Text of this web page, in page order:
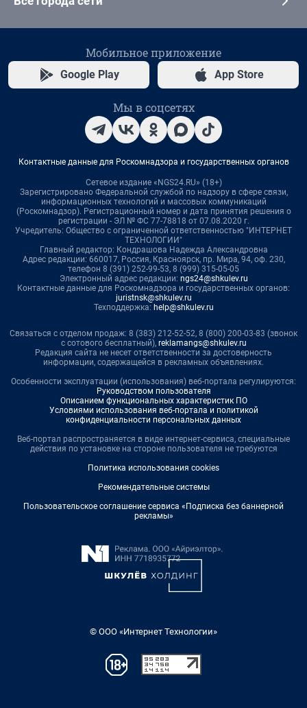
Мобильное приложение
Google Play App Store
Мы в соцсетях
Контактные данные для Роскомнадзора и государственных органов
Сетевое издание «NGS24.RU» (18+)
Зарегистрировано Федеральной службой по надзору в сфере связи,
информационных технологий и массовых коммуникаций
(Роскомнадзор). Регистрационный номер и дата принятия решения о
регистрации - ЭЛ № ФС 77-78818 от 07.08.2020 г.
Учредитель: Общество с ограниченной ответственностью "ИНТЕРНЕТ
ТЕХНОЛОГИИ"
Главный редактор: Кондрашова Надежда Александровна
Адрес редакции: 660017, Россия, Красноярск, пр. Мира, 94, оф. 230,
телефон 8 (391) 252-99-53, 8 (999) 315-05-05
Электронный адрес редакции: ngs24@shkulev.ru
Контактные данные для Роскомнадзора и государственных органов:
juristnsk@shkulev.ru
Техподдержка: help@shkulev.ru
Связаться с отделом продаж: 8 (383) 212-52-52, 8 (800) 200-03-83 (звонок
с сотового бесплатный), reklamangs@shkulev.ru
Редакция сайта не несет ответственности за достоверность
информации, содержащейся в рекламных объявлениях.
Особенности эксплуатации (использования) веб-портала регулируются:
Руководством пользователя
Описанием функциональных характеристик ПО
Условиями использования веб-портала и политикой
конфиденциальности персональных данных
Веб-портал распространяется в виде интернет-сервиса, специальные
действия по установке на стороне пользователя не требуются
Политика использования cookies
Рекомендательные системы
Пользовательское соглашение сервиса «Подписка без баннерной
рекламы»
© ООО «Интернет Технологии»